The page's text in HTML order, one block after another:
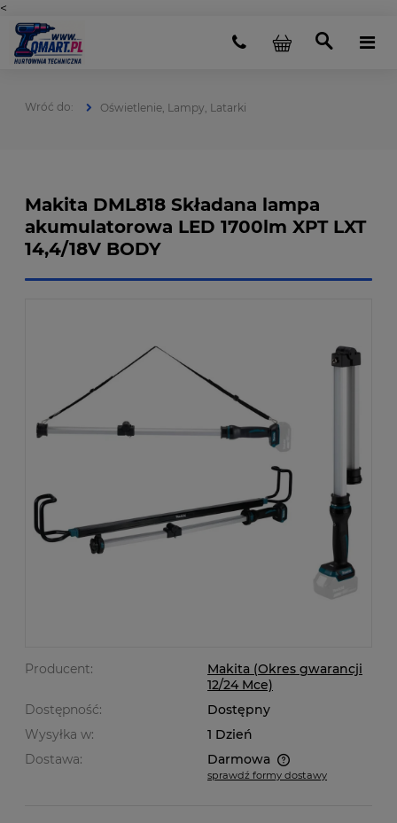
<
Oświetlenie, Lampy, Latarki
Makita DML818 Składana lampa
akumulatorowa LED 1700lm XPT LXT
14,4/18V BODY
Producent:
Makita (Okres gwarancji
12/24 Mce)
Dostępność:
Dostępny
Wysyłka w:
1 Dzień
Dostawa:
Darmowa
Cena nie zawiera ewentualnych kosztów płatności
sprawdź formy dostawy